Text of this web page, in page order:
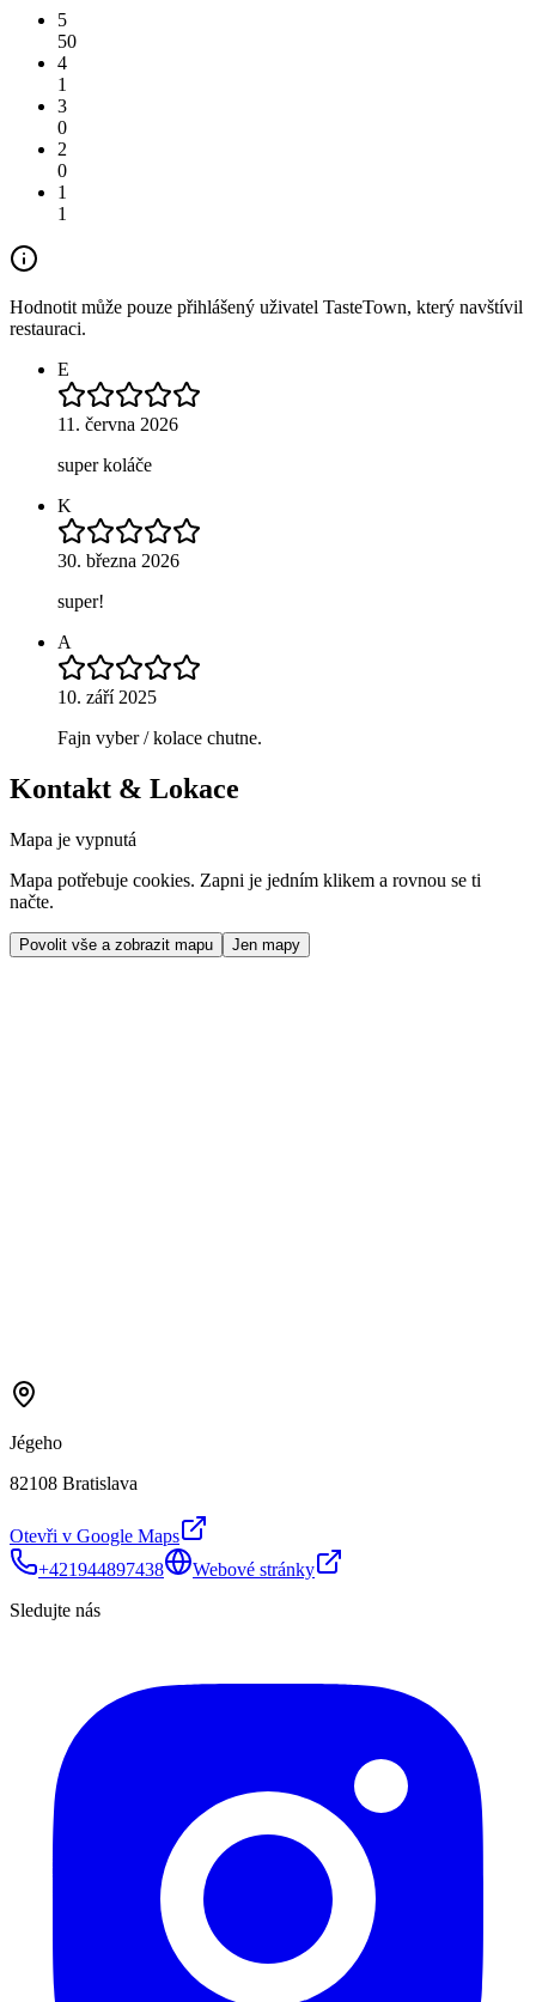
5
50
4
1
3
0
2
0
1
1
Hodnotit může pouze přihlášený uživatel TasteTown, který navštívil
restauraci.
E
11. června 2026
super koláče
K
30. března 2026
super!
A
10. září 2025
Fajn vyber / kolace chutne.
Kontakt & Lokace
Mapa je vypnutá
Mapa potřebuje cookies. Zapni je jedním klikem a rovnou se ti
načte.
Povolit vše a zobrazit mapu Jen mapy
Jégeho
82108 Bratislava
Otevři v Google Maps
+421944897438
Webové stránky
Sledujte nás